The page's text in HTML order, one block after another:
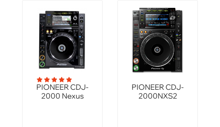
PIONEER CDJ-
2000 Nexus
PIONEER CDJ-
2000NXS2